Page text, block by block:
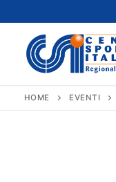
al
contenuto
HOME EVENTI